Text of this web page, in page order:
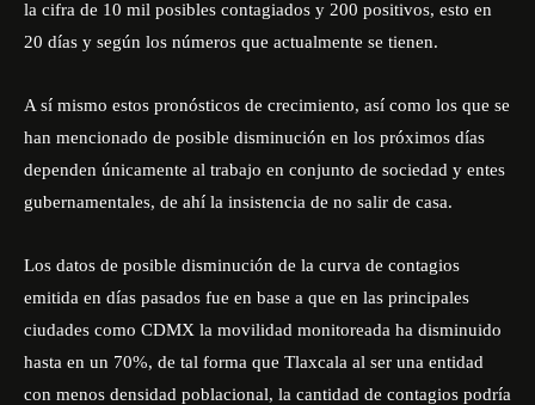
la cifra de 10 mil posibles contagiados y 200 positivos, esto en
20 días y según los números que actualmente se tienen.
A sí mismo estos pronósticos de crecimiento, así como los que se
han mencionado de posible disminución en los próximos días
dependen únicamente al trabajo en conjunto de sociedad y entes
gubernamentales, de ahí la insistencia de no salir de casa.
Los datos de posible disminución de la curva de contagios
emitida en días pasados fue en base a que en las principales
ciudades como CDMX la movilidad monitoreada ha disminuido
hasta en un 70%, de tal forma que Tlaxcala al ser una entidad
con menos densidad poblacional, la cantidad de contagios podría